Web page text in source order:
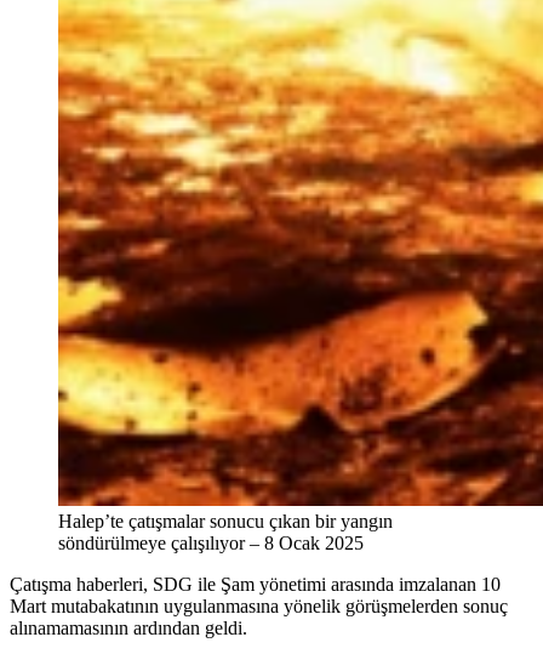
Halep’te çatışmalar sonucu çıkan bir yangın
söndürülmeye çalışılıyor – 8 Ocak 2025
Çatışma haberleri, SDG ile Şam yönetimi arasında imzalanan 10
Mart mutabakatının uygulanmasına yönelik görüşmelerden sonuç
alınamamasının ardından geldi.